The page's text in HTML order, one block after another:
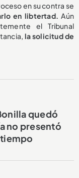
en su contra se
en libtertad.Aún
el Tribunal
la solicitud de
quedó
no presentó